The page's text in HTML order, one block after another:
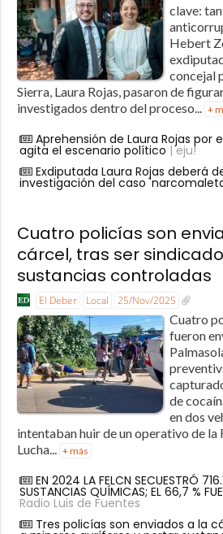
clave:
Hebert
concejal
Sierra, Laura Rojas, pasaron de
investigados dentro del proceso...
+
Aprehensión de Laura Rojas por
agita el escenario político | eju!
Exdiputada Laura Rojas deberá
investigación del caso
Cuatro policías son
cárcel, tras ser
sustancias controladas
El Deber Local 25/Nov/2025
Cuatro
fueron
de
en dos
intentaban huir de un operativo de la
Lucha... + más
EN 2024 LA FELCN SECUESTRÓ
SUSTANCIAS QUÍMICAS; EL 66,7 %
Radio Luis de Fuentes
Tres policías son enviados a la